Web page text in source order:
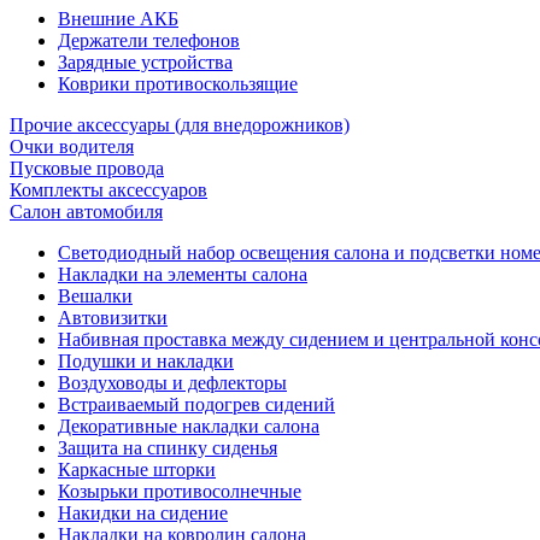
Внешние АКБ
Держатели телефонов
Зарядные устройства
Коврики противоскользящие
Прочие аксессуары (для внедорожников)
Очки водителя
Пусковые провода
Комплекты аксессуаров
Салон автомобиля
Светодиодный набор освещения салона и подсветки
Накладки на элементы салона
Вешалки
Автовизитки
Набивная проставка между сидением и центральной
Подушки и накладки
Воздуховоды и дефлекторы
Встраиваемый подогрев сидений
Декоративные накладки салона
Защита на спинку сиденья
Каркасные шторки
Козырьки противосолнечные
Накидки на сидение
Накладки на ковролин салона